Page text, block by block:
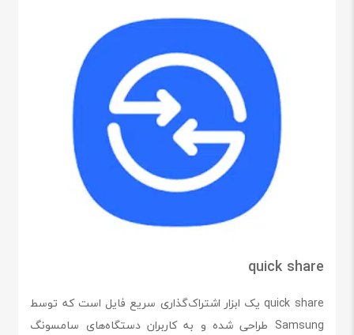
quick share
quick share یک ابزار اشتراک‌گذاری سریع فایل است که توسط
Samsung طراحی شده و به کاربران دستگاه‌های سامسونگ